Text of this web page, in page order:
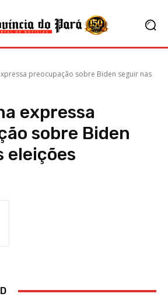
preocupação sobre Biden seguir nas
expressa
sobre Biden
eleições